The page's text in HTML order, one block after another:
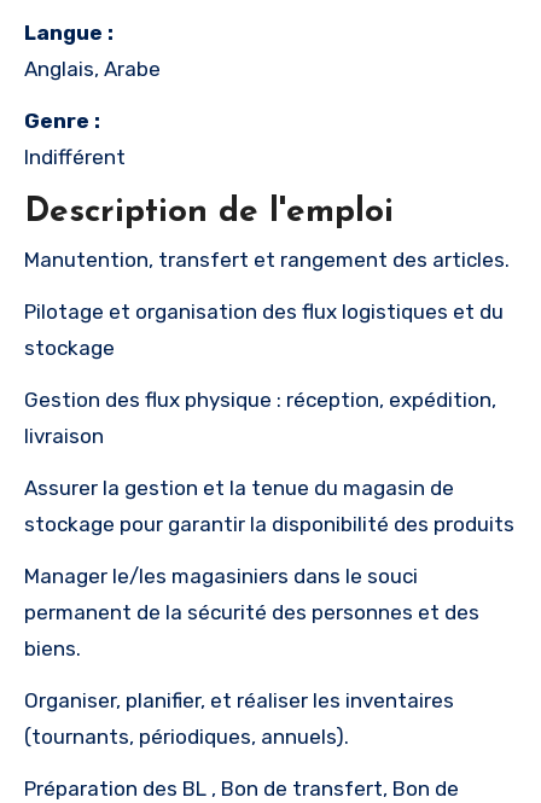
Langue :
Anglais, Arabe
Genre :
Indifférent
Description de l'emploi
Manutention, transfert et rangement des articles.
Pilotage et organisation des flux logistiques et du
stockage
Gestion des flux physique : réception, expédition,
livraison
Assurer la gestion et la tenue du magasin de
stockage pour garantir la disponibilité des produits
Manager le/les magasiniers dans le souci
permanent de la sécurité des personnes et des
biens.
Organiser, planifier, et réaliser les inventaires
(tournants, périodiques, annuels).
Préparation des BL , Bon de transfert, Bon de